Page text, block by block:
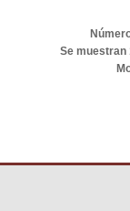
Se muestran